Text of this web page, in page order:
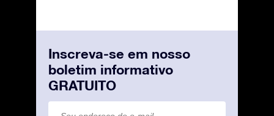
Inscreva-se em nosso
boletim informativo
GRATUITO